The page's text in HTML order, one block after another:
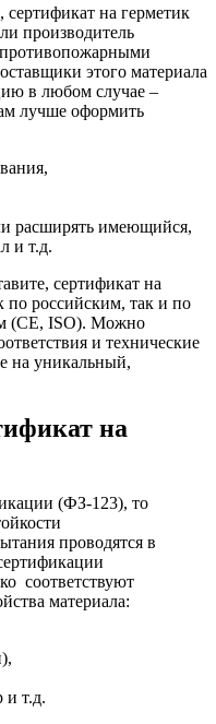
на герметик
производитель
противопожарными
этого материала
в любом случае –
лучше оформить
расширять имеющийся,
и т.д.
сертификат на
по российским, так и по
(СЕ, ISО). Можно
и технические
на уникальный,
на
(ФЗ-123), то
проводятся в
соответствуют
материала:
и т.д.